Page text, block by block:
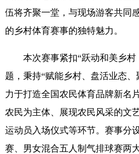
伍将齐聚一堂，与现场游客共同
的乡村体育赛事的独特魅力。
本次赛事紧扣“跃动和美乡村
题，秉持“赋能乡村、盘活业态
力于打造全国农民体育品牌新名
农民为主体、展现农民风采的文
运动员入场仪式等环节。赛事分
赛、男女混合五人制气排球赛两